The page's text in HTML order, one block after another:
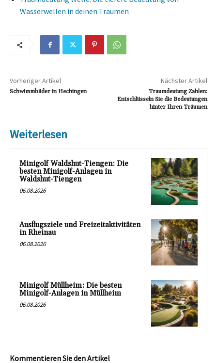
Wasserwellen in deinen Träumen
Vorheriger Artikel
Schwimmbäder in Hechingen
Nächster Artikel
Traumdeutung Zahlen:
Entschlüsseln Sie die Bedeutungen
hinter Ihren Träumen
Weiterlesen
Minigolf Waldshut-Tiengen: Die
besten Minigolf-Anlagen in
Waldshut-Tiengen
06.08.2026
Ausflugsziele und Freizeitaktivitäten
in Rheinau
06.08.2026
Minigolf Müllheim: Die besten
Minigolf-Anlagen in Müllheim
06.08.2026
Kommentieren Sie den Artikel